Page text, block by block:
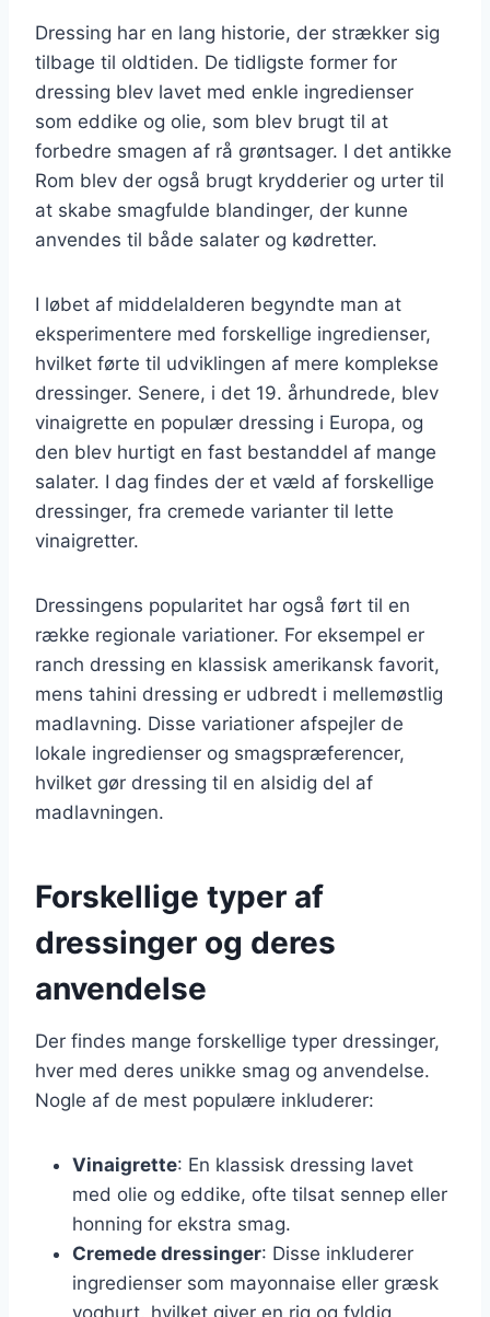
Dressing har en lang historie, der strækker sig
tilbage til oldtiden. De tidligste former for
dressing blev lavet med enkle ingredienser
som eddike og olie, som blev brugt til at
forbedre smagen af rå grøntsager. I det antikke
Rom blev der også brugt krydderier og urter til
at skabe smagfulde blandinger, der kunne
anvendes til både salater og kødretter.
I løbet af middelalderen begyndte man at
eksperimentere med forskellige ingredienser,
hvilket førte til udviklingen af mere komplekse
dressinger. Senere, i det 19. århundrede, blev
vinaigrette en populær dressing i Europa, og
den blev hurtigt en fast bestanddel af mange
salater. I dag findes der et væld af forskellige
dressinger, fra cremede varianter til lette
vinaigretter.
Dressingens popularitet har også ført til en
række regionale variationer. For eksempel er
ranch dressing en klassisk amerikansk favorit,
mens tahini dressing er udbredt i mellemøstlig
madlavning. Disse variationer afspejler de
lokale ingredienser og smagspræferencer,
hvilket gør dressing til en alsidig del af
madlavningen.
Forskellige typer af
dressinger og deres
anvendelse
Der findes mange forskellige typer dressinger,
hver med deres unikke smag og anvendelse.
Nogle af de mest populære inkluderer:
Vinaigrette: En klassisk dressing lavet
med olie og eddike, ofte tilsat sennep eller
honning for ekstra smag.
Cremede dressinger: Disse inkluderer
ingredienser som mayonnaise eller græsk
yoghurt, hvilket giver en rig og fyldig